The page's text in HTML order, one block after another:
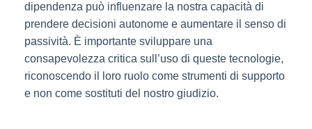
dipendenza può influenzare la nostra capacità di
prendere decisioni autonome e aumentare il senso di
passività. È importante sviluppare una
consapevolezza critica sull’uso di queste tecnologie,
riconoscendo il loro ruolo come strumenti di supporto
e non come sostituti del nostro giudizio.